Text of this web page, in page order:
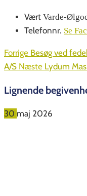
Vært Varde-
Telefonnr. Se
Forrige Besøg ved
A/S Næste Lydum
Lignende
30 maj 2026